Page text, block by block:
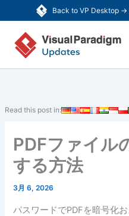
Back to VP Desktop →
容
Read this post in:
PDFファイル
する方法
3月 6, 2026
パスワードでPDFを暗号化